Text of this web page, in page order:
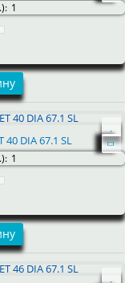
1
40 DIA 67.1 SL
1